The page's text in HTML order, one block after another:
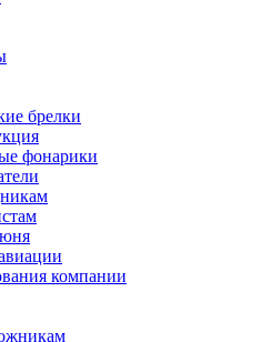
брелки
фонарики
компании